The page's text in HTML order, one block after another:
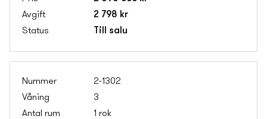
2 798 kr
Till salu
2-1302
3
1 rok